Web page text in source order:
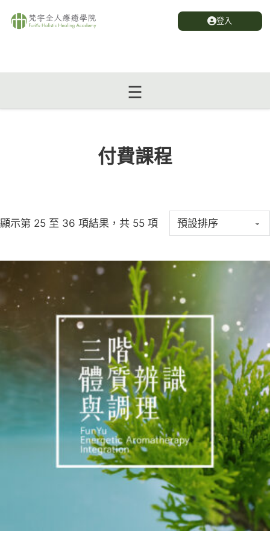
登入
付費課程
顯示第 25 至 36 項結果，共 55 項